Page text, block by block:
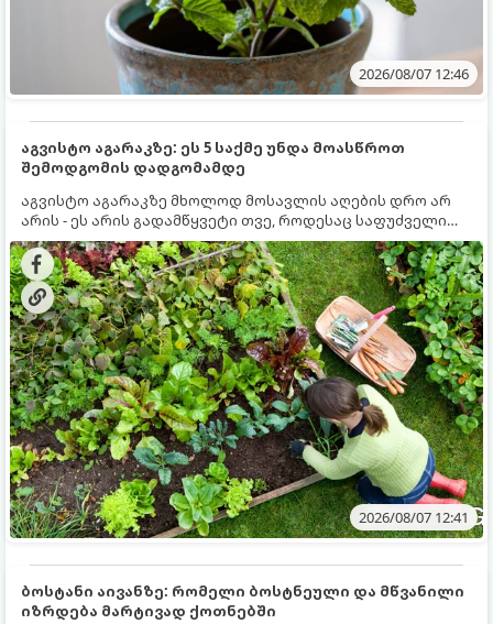
2026/08/07 12:46
აგვისტო აგარაკზე: ეს 5 საქმე უნდა მოასწროთ
შემოდგომის დადგომამდე
აგვისტო აგარაკზე მხოლოდ მოსავლის აღების დრო არ
არის - ეს არის გადამწყვეტი თვე, როდესაც საფუძველი
ეყრება მომავალი წლის მოსავალს და ბაღი მზადდება
შემოდგომა-ზამთრის სეზონისთვის. იმისათვის, რომ
ნიადაგმა ენერგია აღიდგინოს, ხოლო მცენარეებმა
ზამთარს გაუძლონ, აგვისტოს ბოლომდე 5
მნიშვნელოვანი საქმის გაკეთება უნდა მოასწროთ:
2026/08/07 12:41
ბოსტანი აივანზე: რომელი ბოსტნეული და მწვანილი
იზრდება მარტივად ქოთნებში